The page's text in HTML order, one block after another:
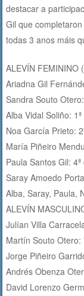
destacar a
Gil que
todas 3 anos máis
ALEVÍN FEMININO
Ariadna Gil
Sandra Souto
Alba Vidal Soliño:
Noa García Prieto:
María Piñeiro
Paula Santos Gil:
Saray Amoedo
Alba, Saray, Paula,
ALEVÍN
Julían Villa
Martín Souto Otero:
Jorge Piñeiro
Andrés Obenza
David Lorenzo